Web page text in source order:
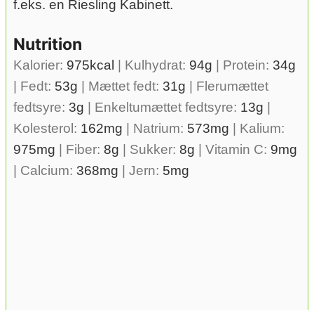
f.eks. en Riesling Kabinett.
Nutrition
Kalorier: 975kcal Kulhydrat: 94g Protein: 34g
Fedt: 53g Mættet fedt: 31g
Flerumættet
fedtsyre: 3g Enkeltumættet fedtsyre: 13g
Kolesterol: 162mg Natrium: 573mg
Kalium:
975mg Fiber: 8g Sukker: 8g Vitamin C: 9mg
Calcium: 368mg Jern: 5mg